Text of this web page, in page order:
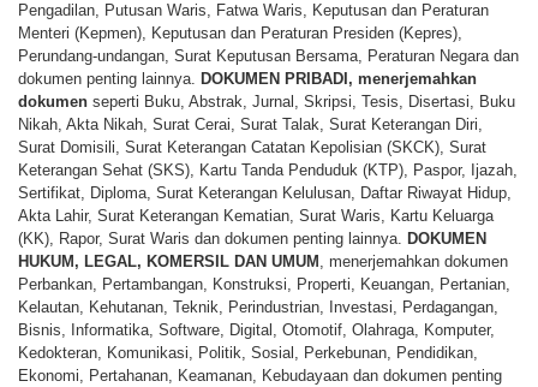
Pengadilan, Putusan Waris, Fatwa Waris, Keputusan dan Peraturan
Menteri (Kepmen), Keputusan dan Peraturan Presiden (Kepres),
Perundang-undangan, Surat Keputusan Bersama, Peraturan Negara dan
dokumen penting lainnya. DOKUMEN PRIBADI, menerjemahkan
dokumen seperti Buku, Abstrak, Jurnal, Skripsi, Tesis, Disertasi, Buku
Nikah, Akta Nikah, Surat Cerai, Surat Talak, Surat Keterangan Diri,
Surat Domisili, Surat Keterangan Catatan Kepolisian (SKCK), Surat
Keterangan Sehat (SKS), Kartu Tanda Penduduk (KTP), Paspor, Ijazah,
Sertifikat, Diploma, Surat Keterangan Kelulusan, Daftar Riwayat Hidup,
Akta Lahir, Surat Keterangan Kematian, Surat Waris, Kartu Keluarga
(KK), Rapor, Surat Waris dan dokumen penting lainnya. DOKUMEN
HUKUM, LEGAL, KOMERSIL DAN UMUM , menerjemahkan dokumen
Perbankan, Pertambangan, Konstruksi, Properti, Keuangan, Pertanian,
Kelautan, Kehutanan, Teknik, Perindustrian, Investasi, Perdagangan,
Bisnis, Informatika, Software, Digital, Otomotif, Olahraga, Komputer,
Kedokteran, Komunikasi, Politik, Sosial, Perkebunan, Pendidikan,
Ekonomi, Pertahanan, Keamanan, Kebudayaan dan dokumen penting